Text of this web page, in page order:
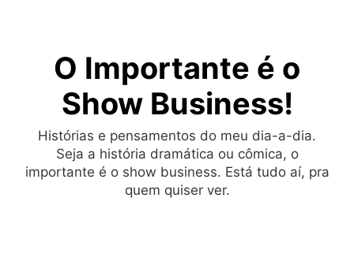
O Importante é o
Show Business!
Histórias e pensamentos do meu dia-a-dia.
Seja a história dramática ou cômica, o
importante é o show business. Está tudo aí, pra
quem quiser ver.